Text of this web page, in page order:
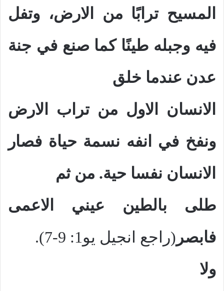
المسيح ترابًا من الارض، وتفل
فيه وجبله طينًا كما صنع في جنة
عدن عندما خلق
الانسان الاول من تراب الارض
ونفخ في انفه نسمة حياة فصار
الانسان نفسا حية. من ثم
طلى بالطين عيني الاعمى
فابصر (راجع انجيل يو1: 9-7).
ولا